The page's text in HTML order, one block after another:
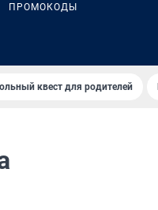
ПРОМОКОДЫ
квест для родителей